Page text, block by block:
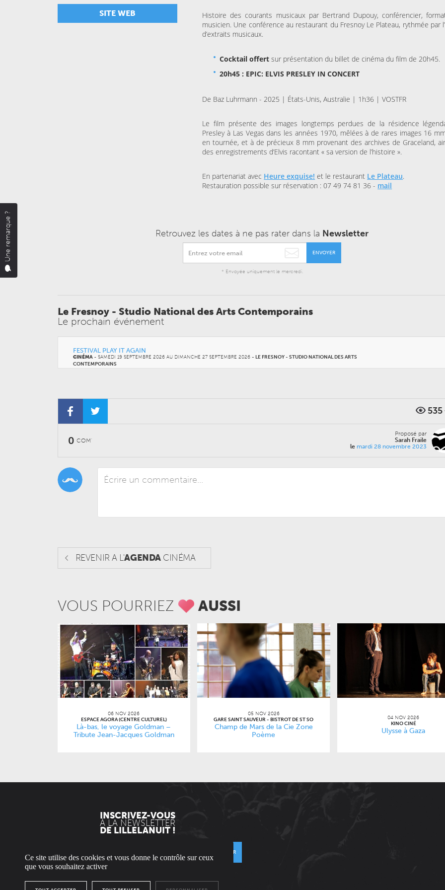
SITE WEB
Histoire des courants musicaux par Bertrand Dupouy, conférencier,
musicien. Une conférence au restaurant du Fresnoy Le Plateau, rythmée par
d’extraits musicaux.
Cocktail offert sur présentation du billet de cinéma du film de 20h45.
20h45 : EPIC: ELVIS PRESLEY IN CONCERT
De Baz Luhrmann - 2025 | États-Unis, Australie | 1h36 | VOSTFR
Le film présente des images longtemps perdues de la résidence
Presley à Las Vegas dans les années 1970, mêlées à de rares images 16 mm
en tournée, et à de précieux 8 mm provenant des archives de Graceland,
des enregistrements d’Elvis racontant « sa version de l’histoire ».
En partenariat avec Heure exquise! et le restaurant Le Plateau.
Restauration possible sur réservation : 07 49 74 81 36 - mail
Retrouvez les dates à ne pas rater dans la Newsletter
ENVOYER
* Envoyée uniquement le mercredi.
Le Fresnoy - Studio National des Arts Contemporains
Le prochain événement
FESTIVAL PLAY IT AGAIN
CINÉMA- SAMEDI 19 SEPTEMBRE 2026 AU DIMANCHE 27 SEPTEMBRE 2026 - LE FRESNOY - STUDIO NATIONAL DES ARTS
CONTEMPORAINS
535
0 COM'
Proposé par
Sarah Fraile
le mardi 28 novembre 2023
REVENIR A L'AGENDACINÉMA
VOUS POURRIEZ AUSSI
06 NOV 2026
ESPACE AGORA (CENTRE CULTUREL)
Là-bas, le voyage Goldman –
Tribute Jean-Jacques Goldman
05 NOV 2026
GARE SAINT SAUVEUR - BISTROT DE ST SO
Champ de Mars de la Cie Zone
Poème
04 NOV 2026
KINO CINÉ
Ulysse à Gaza
INSCRIVEZ-VOUS
À LA NEWSLETTER
DE LILLELANUIT !
ENVOYER
* Envoyée uniquement le mercredi.
Une remarque ?
Ce site utilise des cookies et vous donne le contrôle sur ceux
que vous souhaitez activer